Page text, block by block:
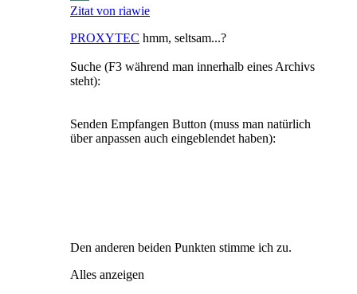
Zitat von riawie
PROXYTEC hmm, seltsam...?
Suche (F3 während man innerhalb eines Archivs
steht):
Senden Empfangen Button (muss man natürlich
über anpassen auch eingeblendet haben):
Den anderen beiden Punkten stimme ich zu.
Alles anzeigen